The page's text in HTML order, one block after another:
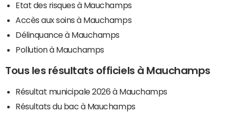
Etat des risques à Mauchamps
Accès aux soins à Mauchamps
Délinquance à Mauchamps
Pollution à Mauchamps
Tous les résultats officiels à Mauchamps
Résultat municipale 2026 à Mauchamps
Résultats du bac à Mauchamps